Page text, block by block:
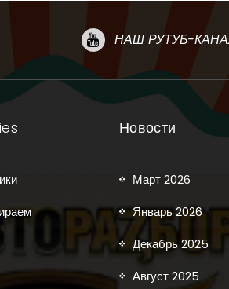
НАШ РУТУБ-
Новости
Март 2026
Январь 2026
Декабрь 2025
Август 2025